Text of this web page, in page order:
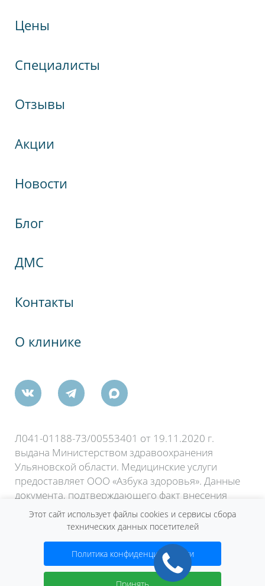
Комсомола, 35А
Цены
Специалисты
Отзывы
Акции
Новости
Блог
ДМС
Контакты
О клинике
Л041-01188-73/00553401 от 19.11.2020 г.
выдана Министерством здравоохранения
Ульяновской области. Медицинские услуги
предоставляет ООО «Азбука здоровья». Данные
документа, подтверждающего факт внесения
сведений о юридическом лице в Единый
государственный реестр юридических лиц: Лист
Договор оферты
Этот сайт использует файлы cookies и сервисы сбора
технических данных посетителей
Политика конфиденциальности